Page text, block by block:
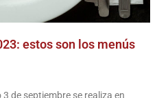
estos son los menús
de septiembre se realiza en